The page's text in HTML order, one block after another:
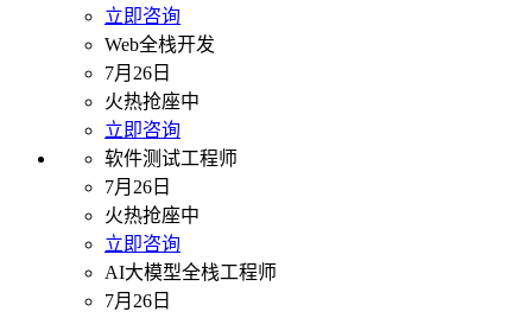
立即咨询
Web全栈开发
7月26日
火热抢座中
立即咨询
软件测试工程师
7月26日
火热抢座中
立即咨询
AI大模型全栈工程师
7月26日